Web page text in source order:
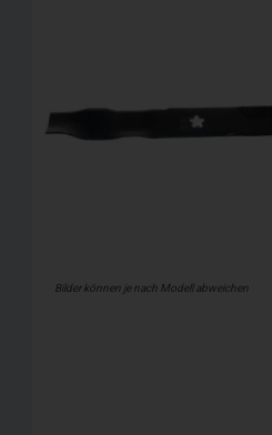
Bilder können je nach Modell abweichen